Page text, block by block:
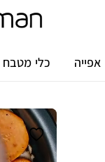
אפייה כלי מטבח